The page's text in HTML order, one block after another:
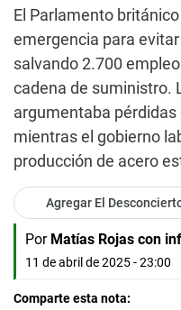
El Parlamento
emergencia para
salvando 2.700
cadena de suministro.
argumentaba pérdidas
mientras el gobierno
producción de acero
Agregar El
Por Matías Rojas con
11 de abril de 2025 - 23:00
Comparte esta nota: